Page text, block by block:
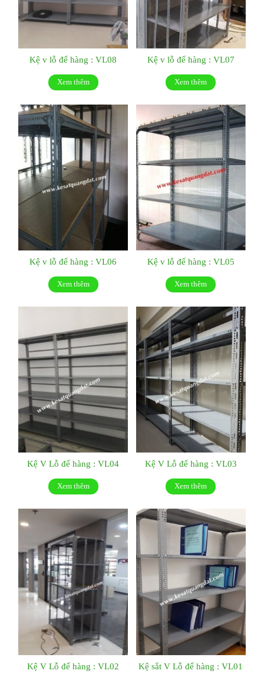
Kệ v lỗ để hàng : VL08
Xem thêm
Kệ v lỗ để hàng : VL07
Xem thêm
Kệ v lỗ để hàng : VL06
Xem thêm
Kệ v lỗ để hàng : VL05
Xem thêm
Kệ V Lỗ để hàng : VL04
Xem thêm
Kệ V Lỗ để hàng : VL03
Xem thêm
Kệ V Lỗ để hàng : VL02 Kệ sắt V Lỗ để hàng : VL01